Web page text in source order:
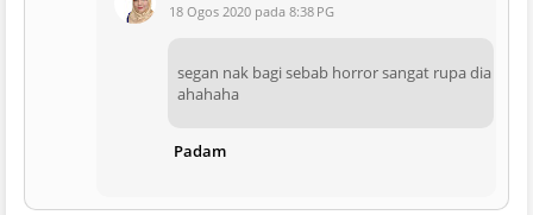
18 Ogos 2020 pada 8:38 PG
segan nak bagi sebab horror sangat rupa dia
ahahaha
Padam